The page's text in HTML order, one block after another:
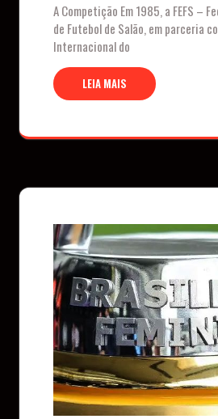
A Competição Em 1985, a FEFS –
de Futebol de Salão, em parceria
Internacional do
LEIA MAIS